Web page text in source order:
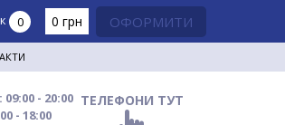
0 0 грн ОФОРМИТИ
- 20:00
- 18:00
ТЕЛЕФОНИ ТУТ